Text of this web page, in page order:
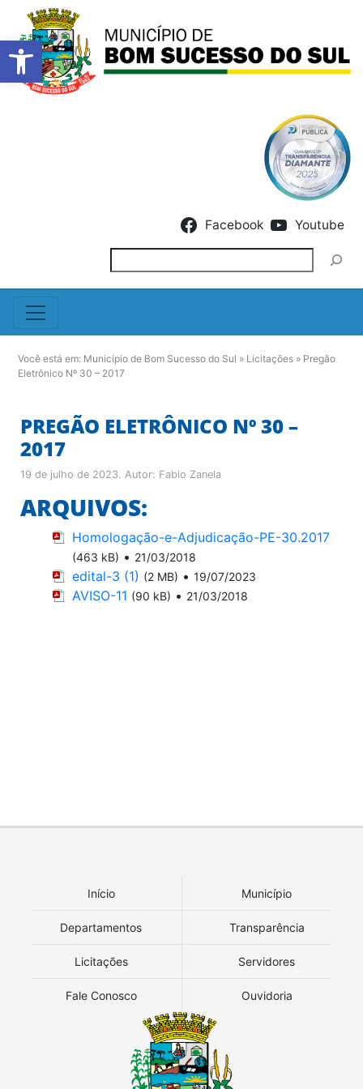
Barra de Ferramentas
Facebook Youtube
Você está em: Município de Bom Sucesso do Sul » Licitações » Pregão
Eletrônico Nº 30 – 2017
PREGÃO ELETRÔNICO Nº 30 –
2017
19 de julho de 2023. Autor: Fabio Zanela
ARQUIVOS:
Homologação-e-Adjudicação-PE-30.2017
(463 kB) • 21/03/2018
edital-3 (1) (2 MB) • 19/07/2023
AVISO-11 (90 kB) • 21/03/2018
Início Município
Departamentos Transparência
Licitações Servidores
Fale Conosco Ouvidoria